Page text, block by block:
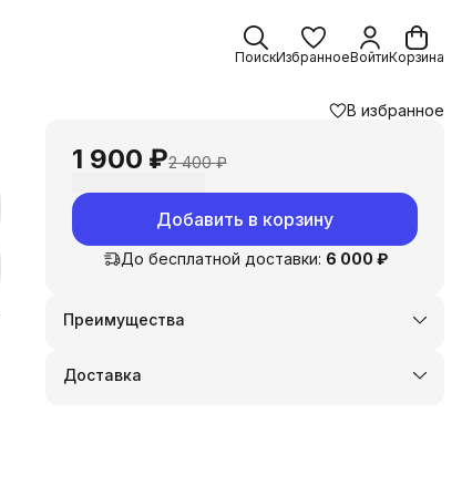
ПоискИзбранноеВойтиКорзина
В избранное
1 900 ₽2 400 ₽
Добавить в корзину
До бесплатной доставки: 6 000 ₽
Преимущества
Оплата частями в Сплит
Удобный возврат
Доставка